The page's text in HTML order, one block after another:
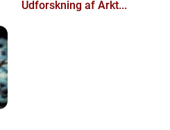
Udforskning af Arkt...